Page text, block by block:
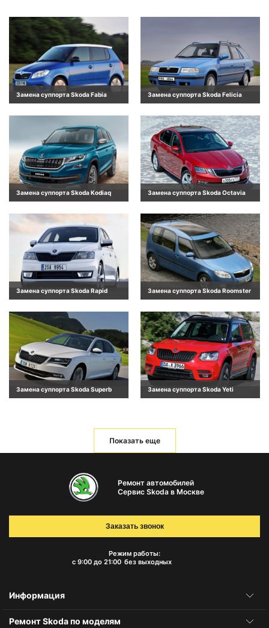
Замена суппорта Skoda Fabia Замена суппорта Skoda Felicia
Замена суппорта Skoda Kodiaq Замена суппорта Skoda Octavia
Замена суппорта Skoda Rapid Замена суппорта Skoda Roomster
Замена суппорта Skoda Superb Замена суппорта Skoda Yeti
Показать еще
Ремонт автомобилей
Сервис Skoda в Москве
Режим работы:
с 9:00 до 21:00 без выходных
Заказать звонок
Информация
Ремонт Skoda по моделям